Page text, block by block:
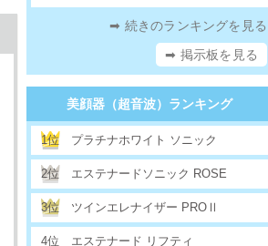
➡ 続きのランキングを見る
➡ 掲示板を見る
美顔器（超音波）ランキング
1位 プラチナホワイト ソニック
2位 エステナードソニック ROSE
3位 ツインエレナイザー PROⅡ
4位 エステナード リフティ